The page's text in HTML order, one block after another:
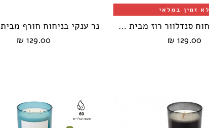
לא זמין במלאי
נר ענקי בניחוח סנדלוור רוז מבית HIKARI
129.00 ₪
הוספה לעגלה
נר ענקי בניחוח חורף מבית HIKARI
129.00 ₪